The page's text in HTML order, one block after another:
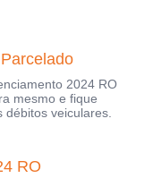
2024 RO
mesmo e fique
débitos veiculares.
RO